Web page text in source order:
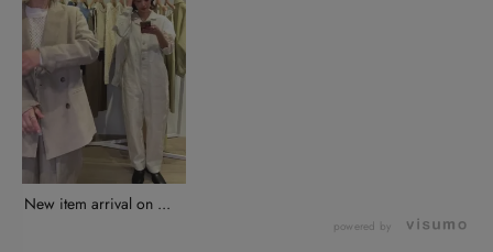
New item arrival on ...
powered by